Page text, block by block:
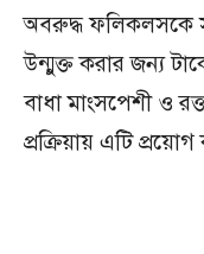
অবরুদ্ধ ফলিকলসকে
উন্মুক্ত করার জন্য
বাধা মাংসপেশী ও
প্রক্রিয়ায় এটি